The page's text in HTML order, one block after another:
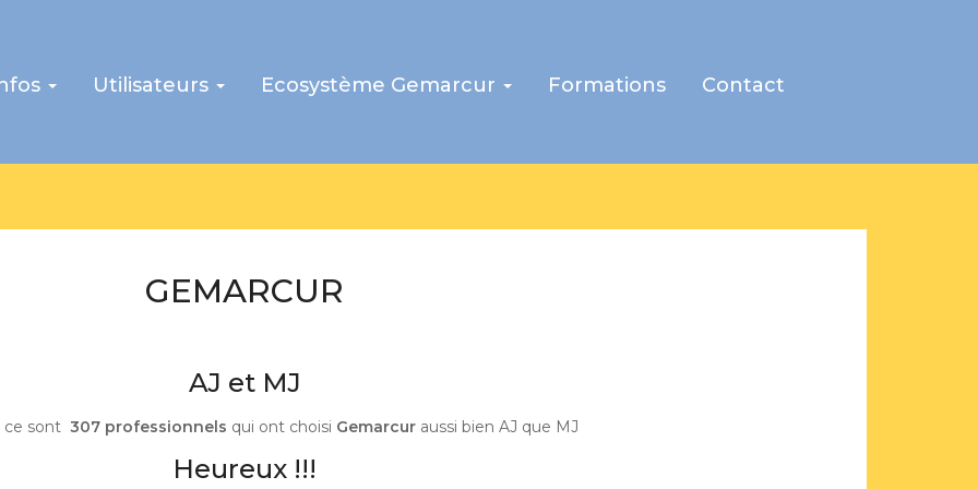
Utilisateurs Ecosystème Gemarcur Formations Contact
DÉMATÉRIALISATION
Vive la démat !
Venez découvrir la puissance et la richesse des fonctionnalité de Gemarcur